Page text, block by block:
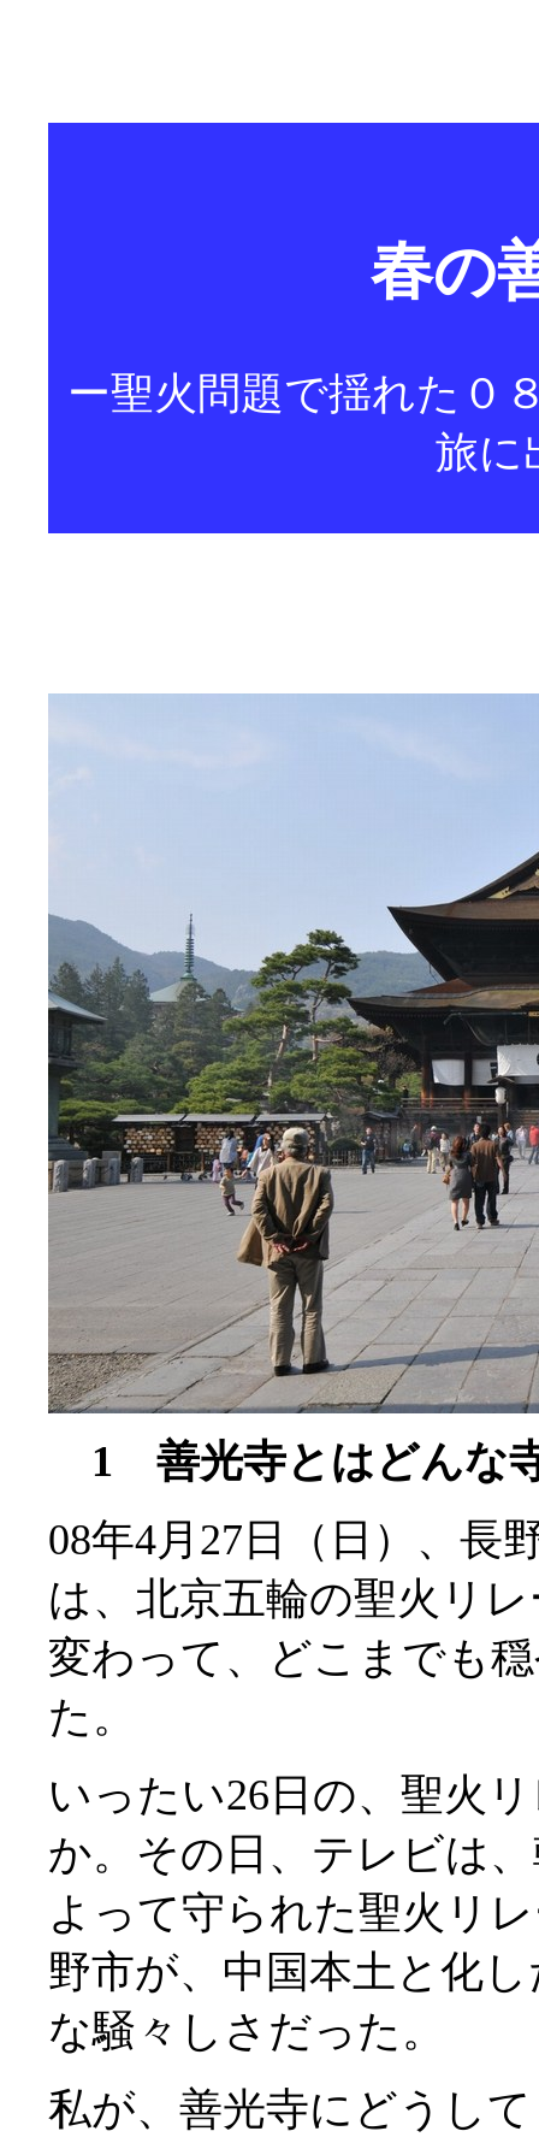
春の
ー聖火問題で揺れた０
旅に
1 善光寺とはどんな
08年4月27日（日）、長
は、北京五輪の聖火リ
変わって、どこまでも
た。
いったい26日の、聖火
か。その日、テレビは
よって守られた聖火リ
野市が、中国本土と化
な騒々しさだった。
私が、善光寺にどうし